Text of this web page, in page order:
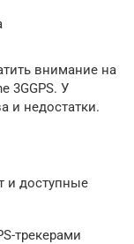
внимание на
3GGPS. У
и недостатки.
и доступные
трекерами